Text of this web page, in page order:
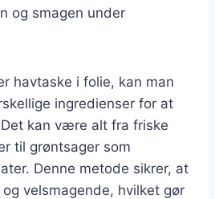
og smagen under
havtaske i folie, kan man
ingredienser for at
kan være alt fra friske
til grøntsager som
Denne metode sikrer, at
velsmagende, hvilket gør